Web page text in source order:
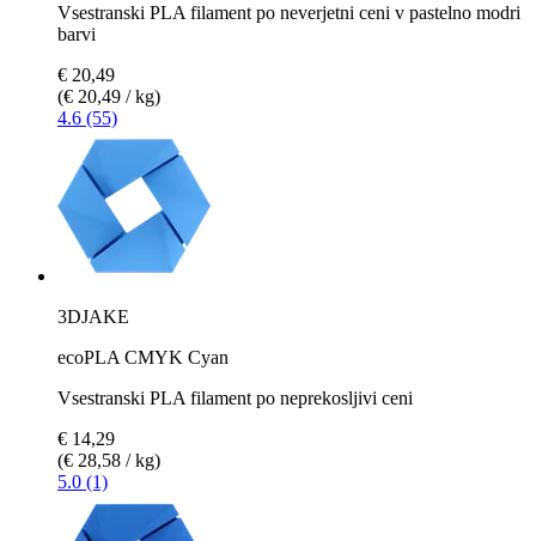
Vsestranski PLA filament po neverjetni ceni v pastelno modri
barvi
€ 20,49
(€ 20,49 / kg)
4.6 (55)
3DJAKE
ecoPLA CMYK Cyan
Vsestranski PLA filament po neprekosljivi ceni
€ 14,29
(€ 28,58 / kg)
5.0 (1)